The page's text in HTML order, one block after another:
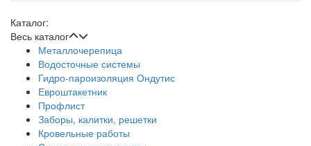
Каталог:
Весь каталог
Металлочерепица
Водосточные системы
Гидро-пароизоляция Ондутис
Евроштакетник
Профлист
Заборы, калитки, решетки
Кровельные работы